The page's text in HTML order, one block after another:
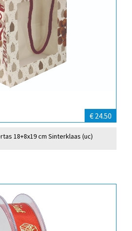
€ 24.50
18+8x19 cm Sinterklaas (uc)